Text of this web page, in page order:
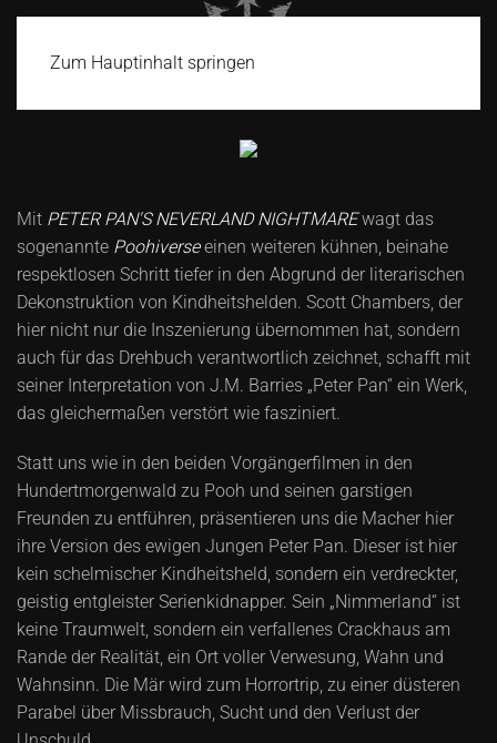
Zum Hauptinhalt springen
Mit PETER PAN'S NEVERLAND NIGHTMAREwagt das
sogenannte Poohiverseeinen weiteren kühnen, beinahe
respektlosen Schritt tiefer in den Abgrund der literarischen
Dekonstruktion von Kindheitshelden. Scott Chambers, der
hier nicht nur die Inszenierung übernommen hat, sondern
auch für das Drehbuch verantwortlich zeichnet, schafft mit
seiner Interpretation von J.M. Barries „Peter Pan“ ein Werk,
das gleichermaßen verstört wie fasziniert.
Statt uns wie in den beiden Vorgängerfilmen in den
Hundertmorgenwald zu Pooh und seinen garstigen
Freunden zu entführen, präsentieren uns die Macher hier
ihre Version des ewigen Jungen Peter Pan. Dieser ist hier
kein schelmischer Kindheitsheld, sondern ein verdreckter,
geistig entgleister Serienkidnapper. Sein „Nimmerland“ ist
keine Traumwelt, sondern ein verfallenes Crackhaus am
Rande der Realität, ein Ort voller Verwesung, Wahn und
Wahnsinn. Die Mär wird zum Horrortrip, zu einer düsteren
Parabel über Missbrauch, Sucht und den Verlust der